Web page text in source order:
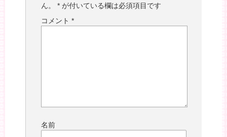
ん。 * が付いている欄は必須項目です
コメント *
名前